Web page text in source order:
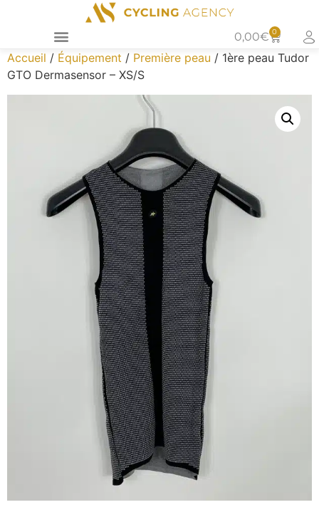
0,00€ 0
Accueil / Équipement / Première peau / 1ère peau Tudor
GTO Dermasensor – XS/S